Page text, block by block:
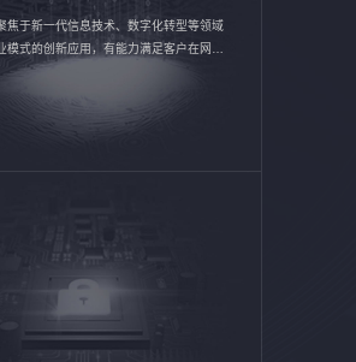
焦于新一代信息技术、数字化转型等领域
模式的创新应用，有能力满足客户在网络
护和信息安全防护等方面的需求，为客户